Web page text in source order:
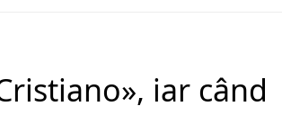
iar când